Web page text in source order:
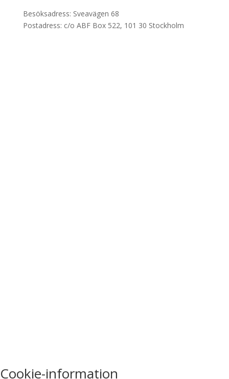
Besöksadress: Sveavägen 68
Postadress: c/o ABF Box 522, 101 30 Stockholm
Cookie-information